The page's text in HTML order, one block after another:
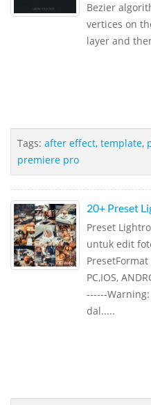
Bezier
vertices on
layer and
Tags: after effect, template,
premiere pro
20+ Preset
Preset
untuk edit
PC,IOS,
------
dal.....